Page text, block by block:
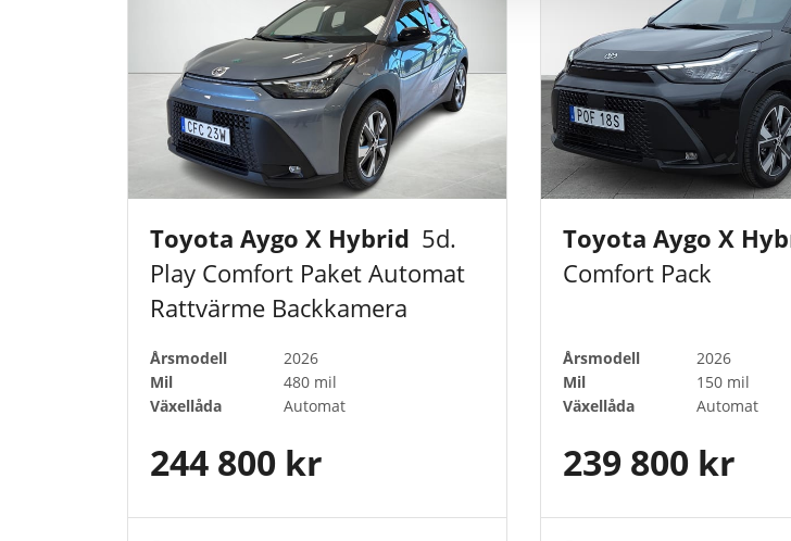
Toyota Aygo X Hybrid 5d.
Play Comfort Paket Automat
Rattvärme Backkamera
Årsmodell
2026
Mil
480 mil
Växellåda
Automat
244 800 kr
Toyota Aygo X
Comfort Pack
Årsmodell
2026
Mil
150 mil
Växellåda
Automat
239 800 kr